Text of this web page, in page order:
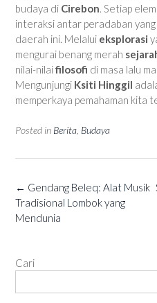
budaya di Cirebon. Setiap
interaksi antar peradaban
daerah ini. Melalui eksplorasi
mengurai benang merah
nilai-nilaifilosofi di masa lalu
Mengunjungi Ksiti Hinggil
memperkaya pemahaman kita
Posted in Berita Budaya
Post
navigation
← Gendang Beleq: Alat Musik
Tradisional Lombok yang
Mendunia
Cari